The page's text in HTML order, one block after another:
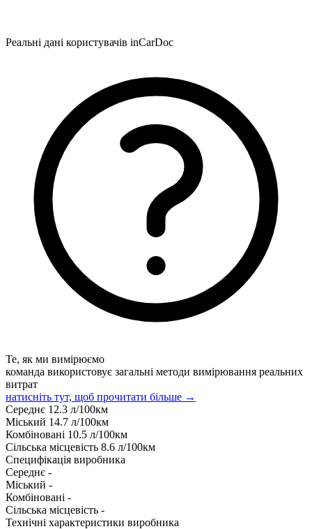
Реальні дані користувачів inCarDoc
Те, як ми вимірюємо
команда використовує загальні методи вимірювання реальних
витрат
натисніть тут, щоб прочитати більше →
Середнє 12.3 л/100км
Міський 14.7 л/100км
Комбіновані 10.5 л/100км
Сільська місцевість 8.6 л/100км
Специфікація виробника
Середнє -
Міський -
Комбіновані -
Сільська місцевість -
Технічні характеристики виробника